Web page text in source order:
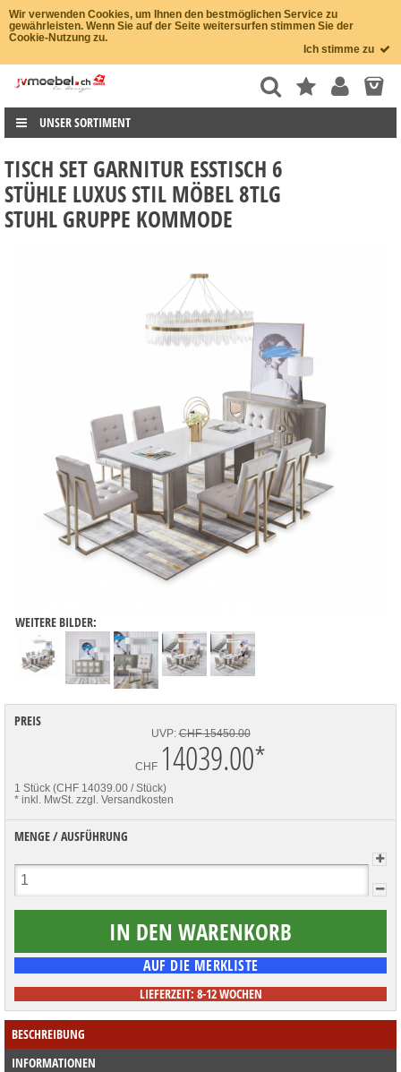
Wir verwenden Cookies, um Ihnen den bestmöglichen Service zu
gewährleisten. Wenn Sie auf der Seite weitersurfen stimmen Sie der
Cookie-Nutzung zu.
Ich stimme zu
UNSER SORTIMENT
TISCH SET GARNITUR ESSTISCH 6
STÜHLE LUXUS STIL MÖBEL 8TLG
STUHL GRUPPE KOMMODE
WEITERE BILDER:
PREIS
UVP:CHF 15450.00
CHF 14039.00*
1 Stück (CHF 14039.00 / Stück)
* inkl. MwSt. zzgl. Versandkosten
MENGE / AUSFÜHRUNG
LIEFERZEIT: 8-12 WOCHEN
BESCHREIBUNG
INFORMATIONEN